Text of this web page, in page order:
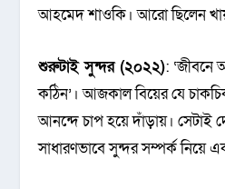
আহমেদ শাওকি। আরো ছিলেন
শুরুটাই সুন্দর (২০২২): ‘জীবনে
কঠিন’। আজকাল বিয়ের যে
আনন্দে চাপ হয়ে দাঁড়ায়। সেটাই
সাধারণভাবে সুন্দর সম্পর্ক নিয়ে